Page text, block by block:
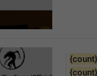
{count}
{count}